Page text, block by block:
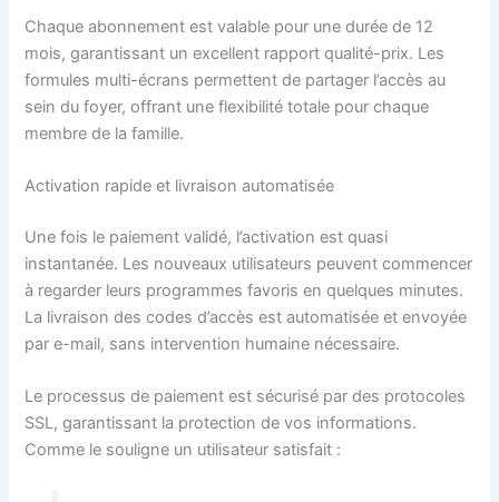
Chaque abonnement est valable pour une durée de 12
mois, garantissant un excellent rapport qualité-prix. Les
formules multi-écrans permettent de partager l’accès au
sein du foyer, offrant une flexibilité totale pour chaque
membre de la famille.
Activation rapide et livraison automatisée
Une fois le paiement validé, l’activation est quasi
instantanée. Les nouveaux utilisateurs peuvent commencer
à regarder leurs programmes favoris en quelques minutes.
La livraison des codes d’accès est automatisée et envoyée
par e-mail, sans intervention humaine nécessaire.
Le processus de paiement est sécurisé par des protocoles
SSL, garantissant la protection de vos informations.
Comme le souligne un utilisateur satisfait :